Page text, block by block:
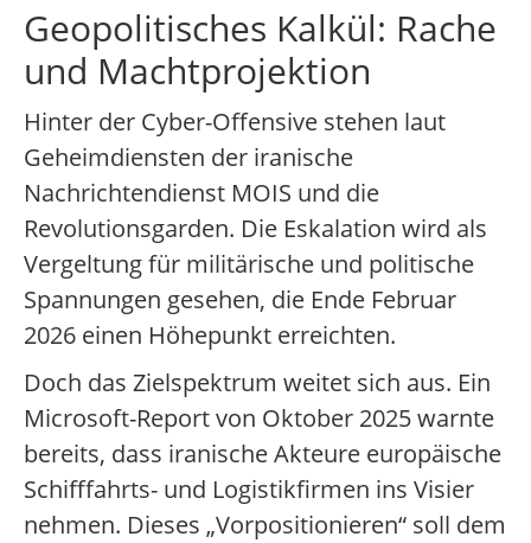
Geopolitisches Kalkül: Rache
und Machtprojektion
Hinter der Cyber-Offensive stehen laut
Geheimdiensten der iranische
Nachrichtendienst MOIS und die
Revolutionsgarden. Die Eskalation wird als
Vergeltung für militärische und politische
Spannungen gesehen, die Ende Februar
2026 einen Höhepunkt erreichten.
Doch das Zielspektrum weitet sich aus. Ein
Microsoft-Report von Oktober 2025 warnte
bereits, dass iranische Akteure europäische
Schifffahrts- und Logistikfirmen ins Visier
nehmen. Dieses „Vorpositionieren“ soll dem